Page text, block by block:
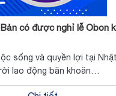
có được nghỉ lễ Obon
sống và quyền lợi tại
lao động băn khoăn…